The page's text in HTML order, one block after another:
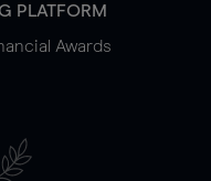
PLATFORM
Awards